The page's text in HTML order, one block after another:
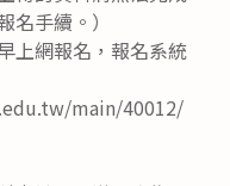
手續。）
上網報名，報名系統
main/40012/